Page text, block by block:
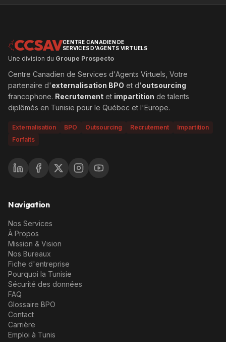
CCSAVCENTRE CANADIEN DE
SERVICES D'AGENTS VIRTUELS
Une division du Groupe Prospecto
Centre Canadien de Services d'Agents Virtuels, Votre
partenaire d'externalisation BPO et d'outsourcing
francophone. Recrutement et impartition de talents
diplômés en Tunisie pour le Québec et l'Europe.
Externalisation BPO Outsourcing Recrutement
Impartition
Forfaits
Navigation
Nos Services
À Propos
Mission & Vision
Nos Bureaux
Fiche d'entreprise
Pourquoi la Tunisie
Sécurité des données
FAQ
Glossaire BPO
Contact
Carrière
Emploi à Tunis